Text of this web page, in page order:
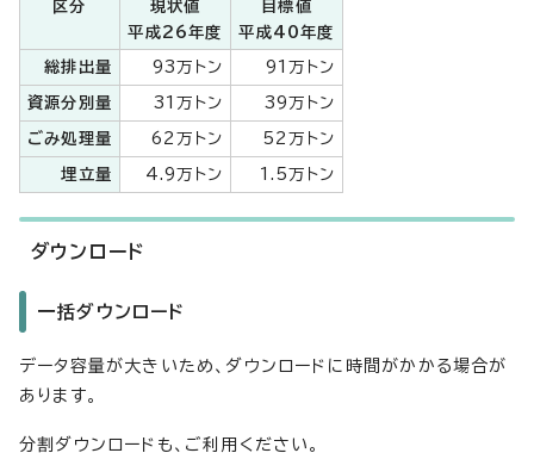
区分
現状値
平成26年度
目標値
平成40年度
総排出量 93万トン 91万トン
資源分別量 31万トン 39万トン
ごみ処理量 62万トン 52万トン
埋立量 4.9万トン 1.5万トン
ダウンロード
一括ダウンロード
データ容量が大きいため、ダウンロードに時間がかかる場合が
あります。
分割ダウンロードも、ご利用ください。